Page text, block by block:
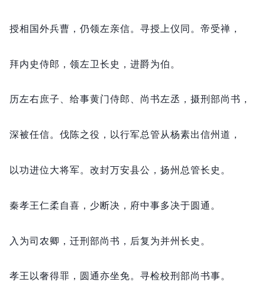
授相国外兵曹， 仍领左亲信。 寻授上仪同。 帝受禅，
拜内史侍郎， 领左卫长史， 进爵为伯。
历左右庶子、给事黄门侍郎、尚书左丞， 摄刑部尚书，
深被任信。 伐陈之役， 以行军总管从杨素出信州道，
以功进位大将军。 改封万安县公， 扬州总管长史。
秦孝王仁柔自喜， 少断决， 府中事多决于圆通。
入为司农卿， 迁刑部尚书， 后复为并州长史。
孝王以奢得罪， 圆通亦坐免。 寻检校刑部尚书事。